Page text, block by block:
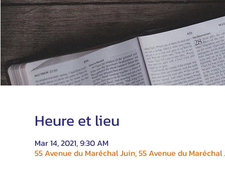
Heure et lieu
Mar 14, 2021, 9:30 AM
55 Avenue du Maréchal Juin, 55 Avenue du